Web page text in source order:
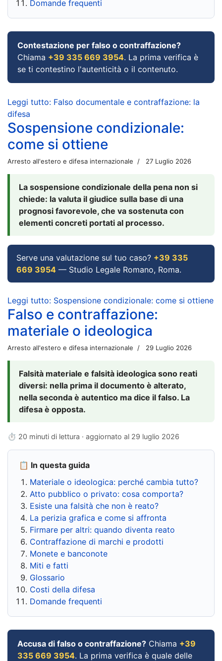
Domande frequenti
Contestazione per falso o contraffazione?
Chiama +39 335 669 3954. La prima verifica è
se ti contestino l'autenticità o il contenuto.
Leggi tutto: Falso documentale e contraffazione: la
difesa
Sospensione condizionale:
come si ottiene
Arresto all'estero e difesa internazionale 27 Luglio 2026
La sospensione condizionale della pena non si
chiede: la valuta il giudice sulla base di una
prognosi favorevole, che va sostenuta con
elementi concreti portati al processo.
Serve una valutazione sul tuo caso? +39 335
669 3954 — Studio Legale Romano, Roma.
Leggi tutto: Sospensione condizionale: come si ottiene
Falso e contraffazione:
materiale o ideologica
Arresto all'estero e difesa internazionale 29 Luglio 2026
Falsità materiale e falsità ideologica sono reati
diversi: nella prima il documento è alterato,
nella seconda è autentico ma dice il falso. La
difesa è opposta.
⏱ 20 minuti di lettura · aggiornato al 29 luglio 2026
📋 In questa guida
Materiale o ideologica: perché cambia tutto?
Atto pubblico o privato: cosa comporta?
Esiste una falsità che non è reato?
La perizia grafica e come si affronta
Firmare per altri: quando diventa reato
Contraffazione di marchi e prodotti
Monete e banconote
Miti e fatti
Glossario
Costi della difesa
Domande frequenti
Accusa di falso o contraffazione? Chiama +39
335 669 3954. La prima verifica è quale delle